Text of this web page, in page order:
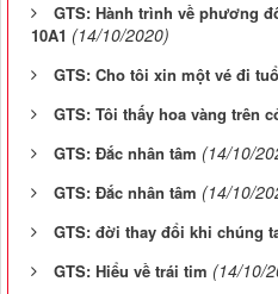
GTS: Hành trình về phương
10A1 (14/10/2020)
GTS: Cho tôi xin một vé đi
GTS: Tôi thấy hoa vàng trên
GTS: Đắc nhân tâm (14/10/
GTS: Đắc nhân tâm (14/10/
GTS: đời thay đổi khi chúng
GTS: Hiểu về trái tim (14/10/